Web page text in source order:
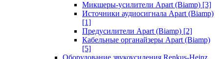
Микшеры-усилители Apart (Biamp) [3]
Источники аудиосигнала Apart (Biamp)
[1]
Предусилители Apart (Biamp) [2]
Кабельные органайзеры Apart (Biamp)
[5]
Оборудование звукоусиления Renkus-Heinz